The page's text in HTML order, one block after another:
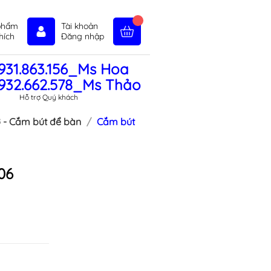
Tài khoản
Đăng nhập
tức Liên hệ Chính sách
Hoa
Thảo
Hỗ trợ Quý khách
- Cắm bút để bàn
Cắm bút